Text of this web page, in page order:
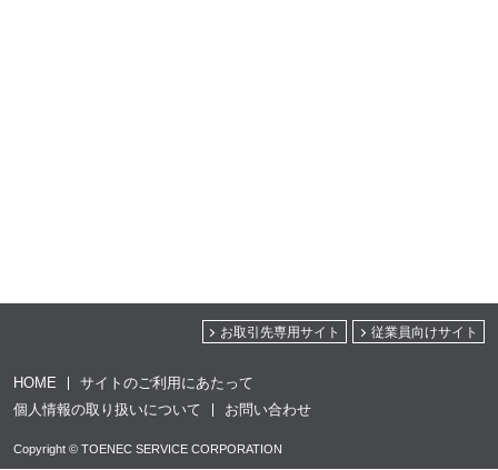
お取引先専用サイト 従業員向けサイト
HOME
サイトのご利用にあたって
個人情報の取り扱いについて
お問い合わせ
Copyright © TOENEC SERVICE CORPORATION